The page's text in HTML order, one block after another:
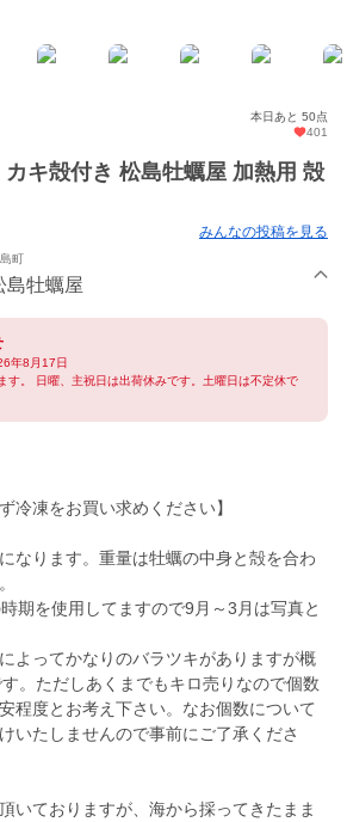
本日あと 50点
401
キ殻付き 松島牡蠣屋 加熱用 殻
みんなの投稿を見る
町
島牡蠣屋
年8月17日
す。 日曜、主祝日は出荷休みです。土曜日は不定休で
冷凍をお買い求めください】
なります。重量は牡蠣の中身と殻を合わ
期を使用してますので9月～3月は写真と
よってかなりのバラツキがありますが概
。ただしあくまでもキロ売りなので個数
程度とお考え下さい。なお個数について
いたしませんので事前にご了承くださ
いておりますが、海から採ってきたまま